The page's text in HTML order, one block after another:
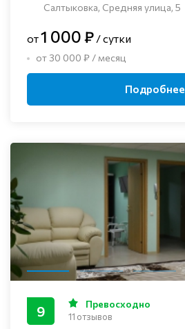
Салтыковка, Средняя улица, 5
от1 000 ₽ / сутки
от 30 000 ₽ / месяц
Подробнее
9 Превосходно
11 отзывов